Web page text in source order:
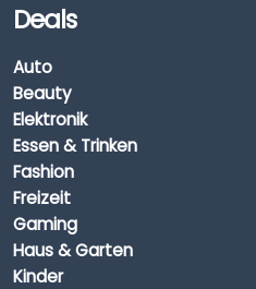
Deals
Auto
Beauty
Elektronik
Essen & Trinken
Fashion
Freizeit
Gaming
Haus & Garten
Kinder